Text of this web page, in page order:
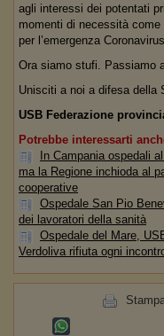
agli interessi dei potentati
momenti di necessità
per l’emergenza Coronavirus.
Ora siamo stufi. Passiamo
Unisciti a noi a difesa della
USB Federazione
Potrebbe interessarti
In Campania ospedali
ma la Regione inchioda al
cooperative
Ospedale San Pio
dei lavoratori della sanità
Ospedale del Mare,
Verdoliva rifiuta ogni